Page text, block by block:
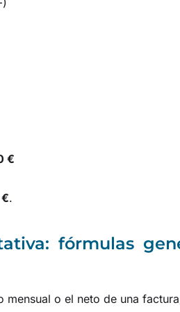
€
.
fórmulas
mensual o el neto de una